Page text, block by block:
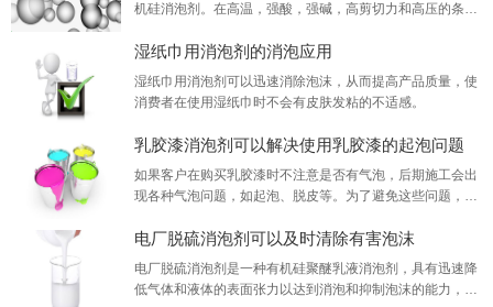
机硅消泡剂。在高温，强酸，强碱，高剪切力和高压的条件
泛温度范围内产生的各种刺激性气泡。
湿纸巾用消泡剂的消泡应用
湿纸巾用消泡剂可以迅速消除泡沫，从而提高产品质量，使
消费者在使用湿纸巾时不会有皮肤发粘的不适感。
乳胶漆消泡剂可以解决使用乳胶漆的起泡问题
如果客户在购买乳胶漆时不注意是否有气泡，后期施工会出
现各种气泡问题，如起泡、脱皮等。为了避免这些问题，有
电厂脱硫消泡剂可以及时清除有害泡沫
电厂脱硫消泡剂是一种有机硅聚醚乳液消泡剂，具有迅速降
低气体和液体的表面张力以达到消泡和抑制泡沫的能力，易